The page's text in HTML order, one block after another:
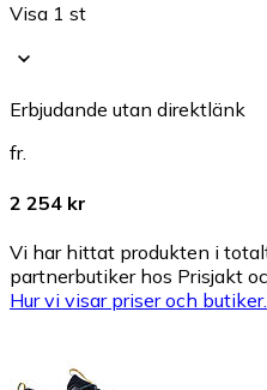
Visa 1 st
Erbjudande utan direktlänk
fr.
2 254 kr
Vi har hittat produkten i
partnerbutiker hos Prisjakt
Hur vi visar priser och butiker.